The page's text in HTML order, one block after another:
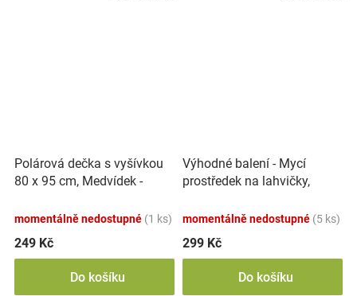
Polárová dečka s vyšívkou
80 x 95 cm, Medvídek -
momentálně nedostupné (1 ks)
249 Kč
Do košíku
Výhodné balení - Mycí
prostředek na lahvičky,
momentálně nedostupné (5 ks)
299 Kč
Do košíku